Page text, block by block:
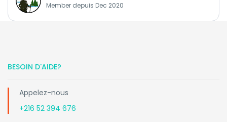
Member depuis Dec 2020
BESOIN D'AIDE?
Appelez-nous
+216 52 394 676